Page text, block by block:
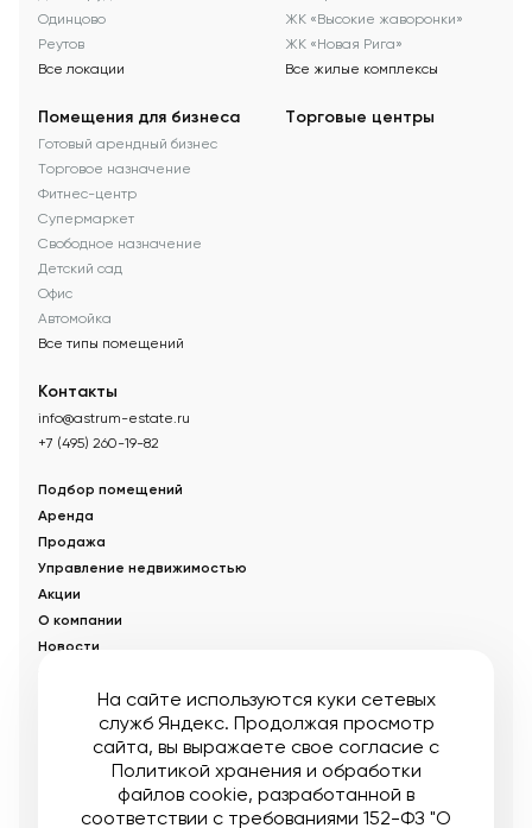
Одинцово
Реутов
Все локации
ЖК «Высокие жаворонки»
ЖК «Новая Рига»
Все жилые комплексы
Помещения для бизнеса
Готовый арендный бизнес
Торговое назначение
Фитнес-центр
Супермаркет
Свободное назначение
Детский сад
Офис
Автомойка
Все типы помещений
Торговые центры
Контакты
info@astrum-estate.ru
+7 (495) 260-19-82
Подбор помещений
Аренда
Продажа
Управление недвижимостью
Акции
О компании
Новости
© Управляющая компания «Аструм Недвижимость». 2026
Опубликованная на сайте информация носит информационный
характер и не является публичной офертой
Мы в соцсетях:
На сайте используются куки сетевых
служб Яндекс. Продолжая просмотр
сайта, вы выражаете свое согласие с
Политикой хранения и обработки
файлов cookie, разработанной в
соответствии с требованиями 152-ФЗ "О